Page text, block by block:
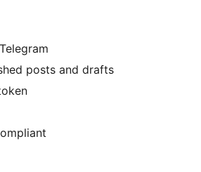
posts and drafts